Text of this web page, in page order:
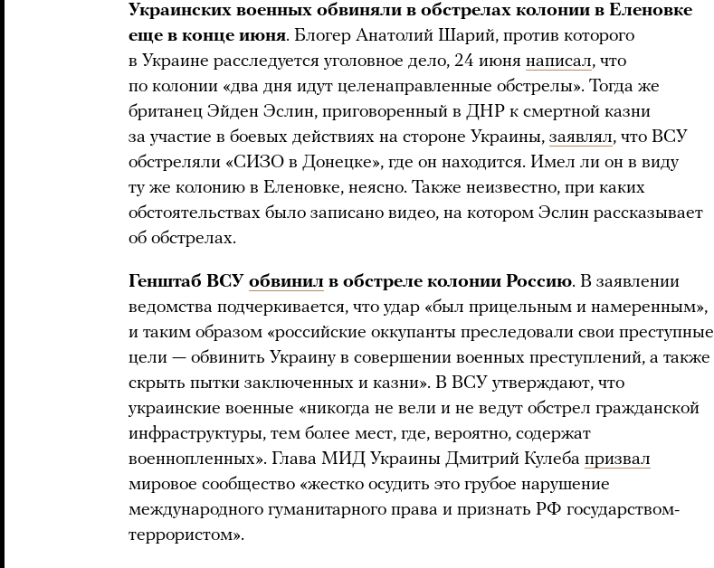
Украинских военных обвиняли в обстрелах колонии в Еленовке
еще в конце июня. Блогер Анатолий Шарий, против которого
в Украине расследуется уголовное дело, 24 июня написал, что
по колонии «два дня идут целенаправленные обстрелы». Тогда же
британец Эйден Эслин, приговоренный в ДНР к смертной казни
за участие в боевых действиях на стороне Украины, заявлял, что ВСУ
обстреляли «СИЗО в Донецке», где он находится. Имел ли он в виду
ту же колонию в Еленовке, неясно. Также неизвестно, при каких
обстоятельствах было записано видео, на котором Эслин рассказывает
об обстрелах.
Генштаб ВСУ обвинил в обстреле колонии Россию. В заявлении
ведомства подчеркивается, что удар «был прицельным и намеренным»,
и таким образом «российские оккупанты преследовали свои преступные
цели — обвинить Украину в совершении военных преступлений, а также
скрыть пытки заключенных и казни». В ВСУ утверждают, что
украинские военные «никогда не вели и не ведут обстрел гражданской
инфраструктуры, тем более мест, где, вероятно, содержат
военнопленных». Глава МИД Украины Дмитрий Кулеба призвал
мировое сообщество «жестко осудить это грубое нарушение
международного гуманитарного права и признать РФ государством-
террористом».